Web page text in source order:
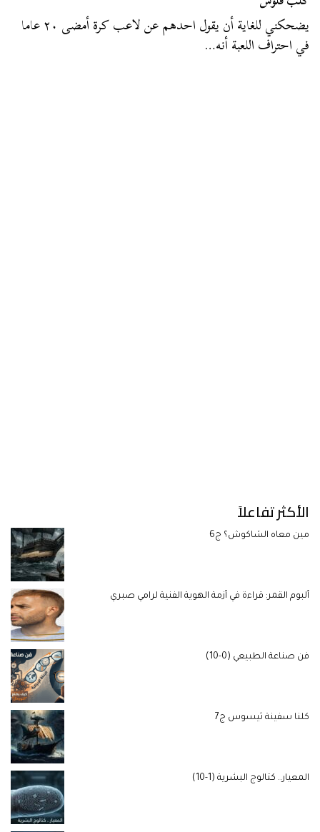
يضحكني للغاية أن يقول احدهم عن لاعب كرة أمضى ٢٠ عاما
في احتراف اللعبة أنه…
الأكثر تفاعلاً
مين معاه الشاكوش؟ ج6
ألبوم القمر: قراءة في أزمة الهوية الفنية لرامي صبري
فن صناعة الطبيعي (0-10)
كلنا سفينة ثيسوس ج7
المعيار.. كتالوج البشرية (1-10)